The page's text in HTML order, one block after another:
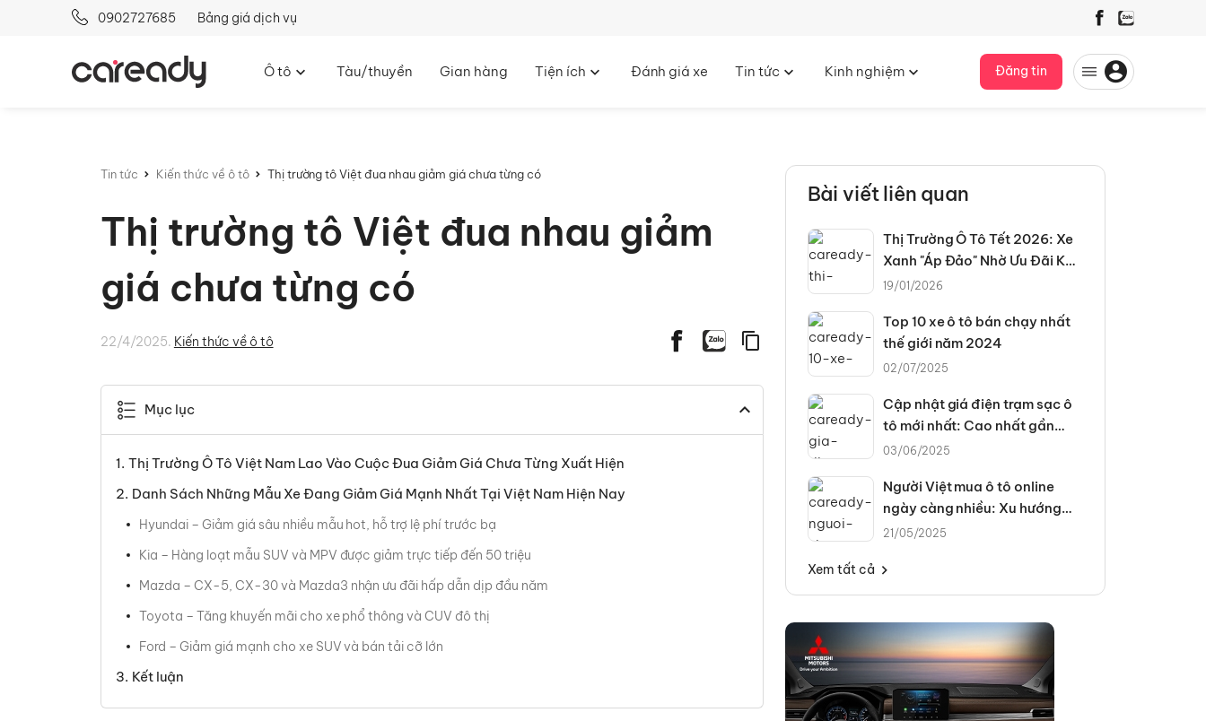
0902727685 Bảng giá dịch vụ
Ô tô Tàu/thuyền Gian hàng Tiện ích Đánh giá xe Tin tức Kinh nghiệm Đăng tin
Tin tức Kiến thức về ô tô Thị trường tô Việt đua nhau giảm giá chưa từng có
Thị trường tô Việt đua nhau giảm
giá chưa từng có
22/4/2025. Kiến thức về ô tô
Mục lục
Thị Trường Ô Tô Việt Nam Lao Vào Cuộc Đua Giảm Giá Chưa Từng Xuất Hiện
Danh Sách Những Mẫu Xe Đang Giảm Giá Mạnh Nhất Tại Việt Nam Hiện Nay
Hyundai – Giảm giá sâu nhiều mẫu hot, hỗ trợ lệ phí trước bạ
Kia – Hàng loạt mẫu SUV và MPV được giảm trực tiếp đến 50 triệu
Mazda – CX-5, CX-30 và Mazda3 nhận ưu đãi hấp dẫn dịp đầu năm
Toyota – Tăng khuyến mãi cho xe phổ thông và CUV đô thị
Ford – Giảm giá mạnh cho xe SUV và bán tải cỡ lớn
Kết luận
Bài viết liên quan
Thị Trường Ô Tô Tết 2026: Xe
Xanh "Áp Đảo" Nhờ Ưu Đãi Kép
Và Chính Sách Thuế Mới
19/01/2026
Top 10 xe ô tô bán chạy nhất
thế giới năm 2024
02/07/2025
Cập nhật giá điện trạm sạc ô
tô mới nhất: Cao nhất gần
4.300đ/kWh
03/06/2025
Người Việt mua ô tô online
ngày càng nhiều: Xu hướng
hay tất yếu?
21/05/2025
Xem tất cả